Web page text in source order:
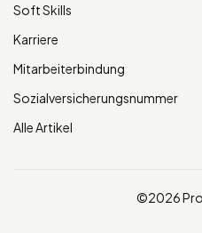
Soft Skills
Karriere
Mitarbeiterbindung
Sozialversicherungsnummer
Alle Artikel
©2026